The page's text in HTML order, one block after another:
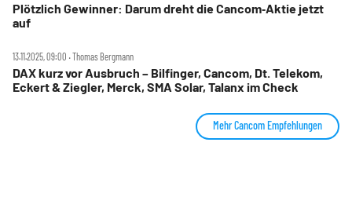
Plötzlich Gewinner: Darum dreht die Cancom‑Aktie jetzt
auf
13.11.2025, 09:00 ‧ Thomas Bergmann
DAX kurz vor Ausbruch – Bilfinger, Cancom, Dt. Telekom,
Eckert & Ziegler, Merck, SMA Solar, Talanx im Check
Mehr Cancom Empfehlungen